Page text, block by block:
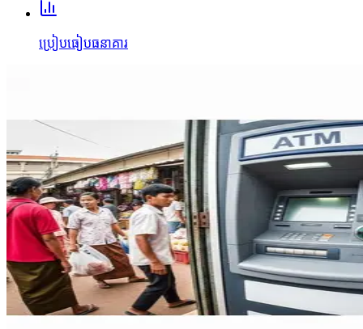
ប្រៀបធៀបធនាគារ